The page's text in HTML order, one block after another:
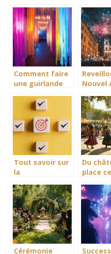
Creez
l’ambiance
parfaite d’une
soiree Gatsby
pour
guide
Comment faire
une guirlande
crepon : 5
etapes faciles
pour une
decoration de
mariage
feerique
Nouvel
plus
soirees
Tout savoir sur
la
CTS
Du
place
la Fête
Cérémonie